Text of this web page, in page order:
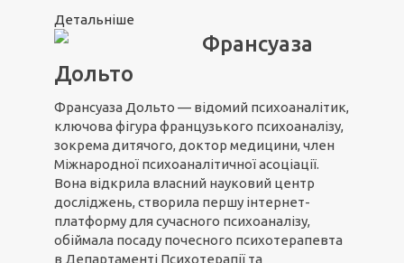
Детальніше
Франсуаза
Дольто
Франсуаза Дольто — відомий психоаналітик,
ключова фігура французького психоаналізу,
зокрема дитячого, доктор медицини, член
Міжнародної психоаналітичної асоціації.
Вона відкрила власний науковий центр
досліджень, створила першу інтернет-
платформу для сучасного психоаналізу,
обіймала посаду почесного психотерапевта
в Департаменті Психотерапії та